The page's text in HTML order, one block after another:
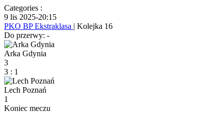
Categories :
9 lis 2025-20:15
PKO BP Ekstraklasa | Kolejka 16
Do przerwy: -
Arka Gdynia
3
3 : 1
Lech Poznań
1
Koniec meczu